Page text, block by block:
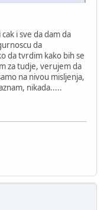
i sve da dam da
da
da tvrdim kako bih se
za tudje, verujem da
na nivou misljenja,
nikada.....